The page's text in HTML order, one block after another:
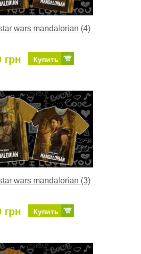
wars mandalorian (4)
грн Купить
wars mandalorian (3)
грн Купить